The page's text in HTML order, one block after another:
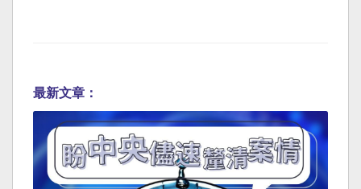
最新文章：